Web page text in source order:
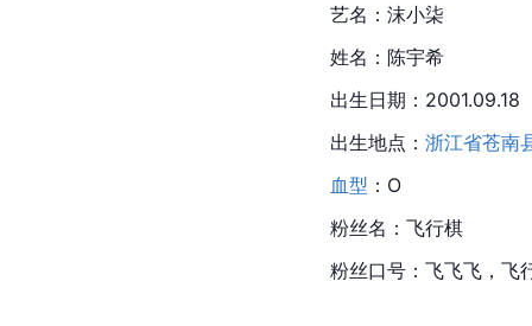
艺名：沫小柒
姓名：陈宇希
出生日期：2001.09.18
出生地点： 浙江省苍南
血型 ：O
粉丝名：飞行棋
粉丝口号：飞飞飞，飞